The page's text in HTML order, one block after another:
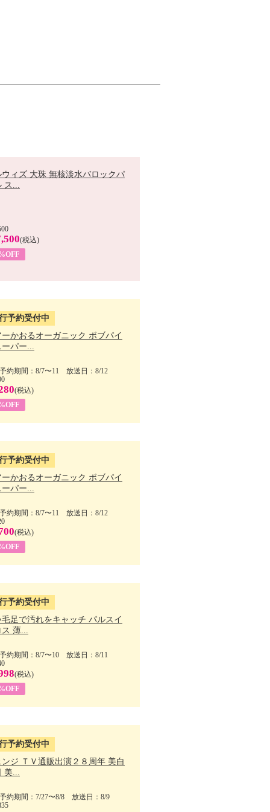
ウィズ 大珠 無核淡水バロックパ
ス...
(税込)
予約受付中
ーかおるオーガニック ボブパイ
ーパー...
約期間：8/7〜11 放送日：8/12
(税込)
予約受付中
ーかおるオーガニック ボブパイ
ーパー...
約期間：8/7〜11 放送日：8/12
(税込)
予約受付中
毛足で汚れをキャッチ パルスイ
ス 薄...
約期間：8/7〜10 放送日：8/11
(税込)
予約受付中
ンジ ＴＶ通販出演２８周年 美白
美...
約期間：7/27〜8/8 放送日：8/9